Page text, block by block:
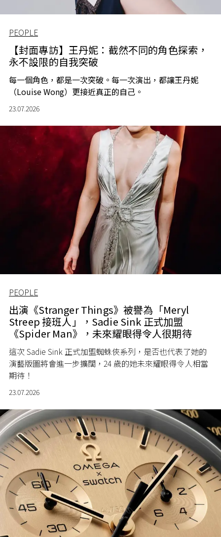
PEOPLE
【封面專訪】王丹妮：截然不同的角色探索，
永不設限的自我突破
每一個角色，都是一次突破。每一次演出，都讓王丹妮
（Louise Wong）更接近真正的自己。
23.07.2026
PEOPLE
出演《Stranger Things》被譽為「Meryl
Streep 接班人」，Sadie Sink 正式加盟
《Spider Man》，未來耀眼得令人很期待
這次 Sadie Sink 正式加盟蜘蛛俠系列，是否也代表了她的
演藝版圖將會進一步擴闊，24 歲的她未來耀眼得令人相當
期待！
23.07.2026